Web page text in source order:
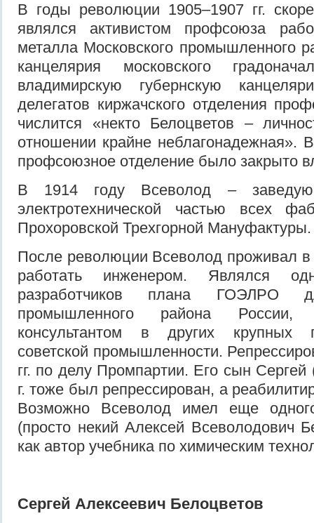
В годы революции 1905–1907 гг.
являлся активистом профсоюза
металла Московского промышленного
канцелярия московского
владимирскую губернскую
делегатов киржачского отделения
числится «некто Белоцветов –
отношении крайне неблагонадежная».
профсоюзное отделение было закрыто
В 1914 году Всеволод –
электротехнической частью всех
Прохоровской Трехгорной Мануфактуры.
После революции Всеволод проживал
работать инженером. Являлся
разработчиков плана ГОЭЛРО
промышленного района России,
консультантом в других крупных
советской промышленности.
гг. по делу Промпартии. Его сын Сергей
г. тоже был репрессирован, а
Возможно Всеволод имел еще
(просто некий Алексей Всеволодович
как автор учебника по химическим
Сергей Алексеевич Белоцветов